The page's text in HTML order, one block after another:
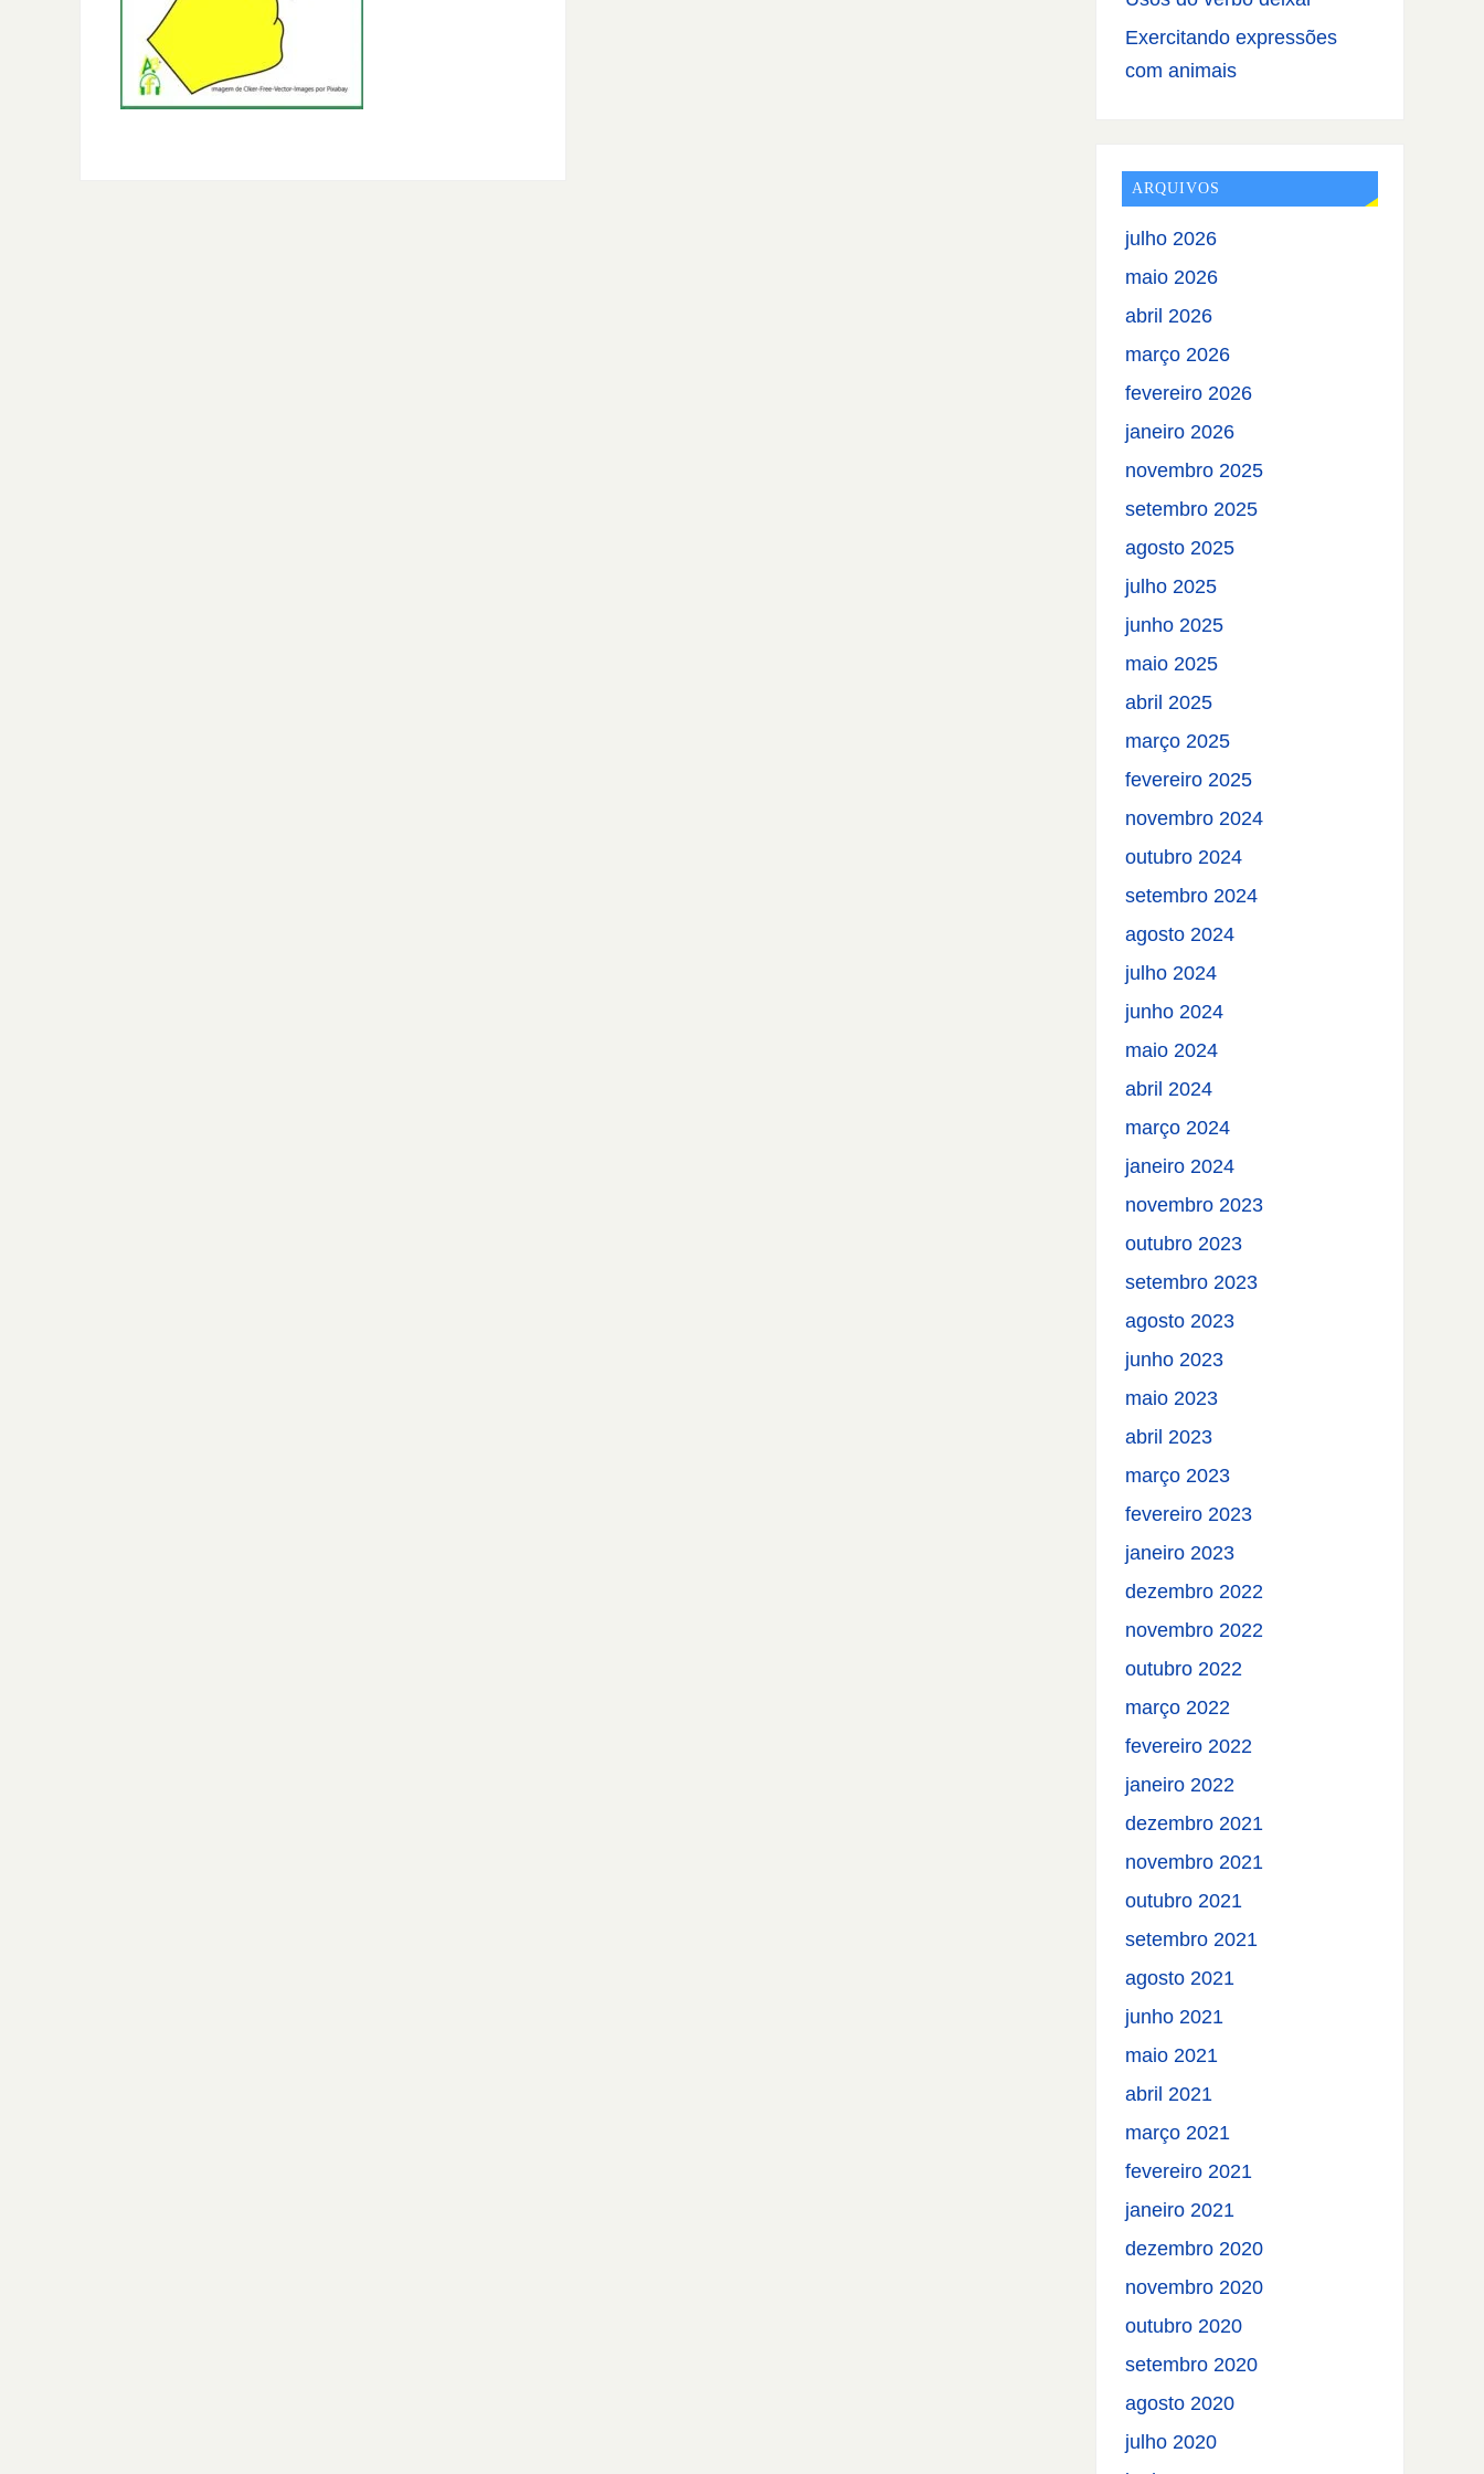
Exercitando expressões
com animais
ARQUIVOS
julho 2026
maio 2026
abril 2026
março 2026
fevereiro 2026
janeiro 2026
novembro 2025
setembro 2025
agosto 2025
julho 2025
junho 2025
maio 2025
abril 2025
março 2025
fevereiro 2025
novembro 2024
outubro 2024
setembro 2024
agosto 2024
julho 2024
junho 2024
maio 2024
abril 2024
março 2024
janeiro 2024
novembro 2023
outubro 2023
setembro 2023
agosto 2023
junho 2023
maio 2023
abril 2023
março 2023
fevereiro 2023
janeiro 2023
dezembro 2022
novembro 2022
outubro 2022
março 2022
fevereiro 2022
janeiro 2022
dezembro 2021
novembro 2021
outubro 2021
setembro 2021
agosto 2021
junho 2021
maio 2021
abril 2021
março 2021
fevereiro 2021
janeiro 2021
dezembro 2020
novembro 2020
outubro 2020
setembro 2020
agosto 2020
julho 2020